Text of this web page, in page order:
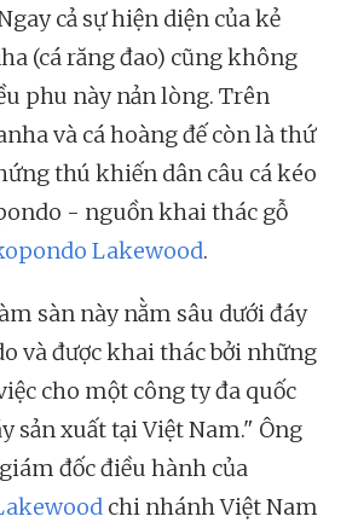
cả sự hiện diện của kẻ
(cá răng đao) cũng không
phu này nản lòng. Trên
và cá hoàng đế còn là thứ
thú khiến dân câu cá kéo
- nguồn khai thác gỗ
Lakewood.
sàn này nằm sâu dưới đáy
và được khai thác bởi những
cho một công ty đa quốc
sản xuất tại Việt Nam." Ông
đốc điều hành của
chi nhánh Việt Nam